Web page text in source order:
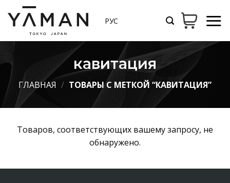
РУС
кавитация
ГЛАВНАЯ / ТОВАРЫ С МЕТКОЙ “КАВИТАЦИЯ”
Товаров, соответствующих вашему запросу, не
обнаружено.